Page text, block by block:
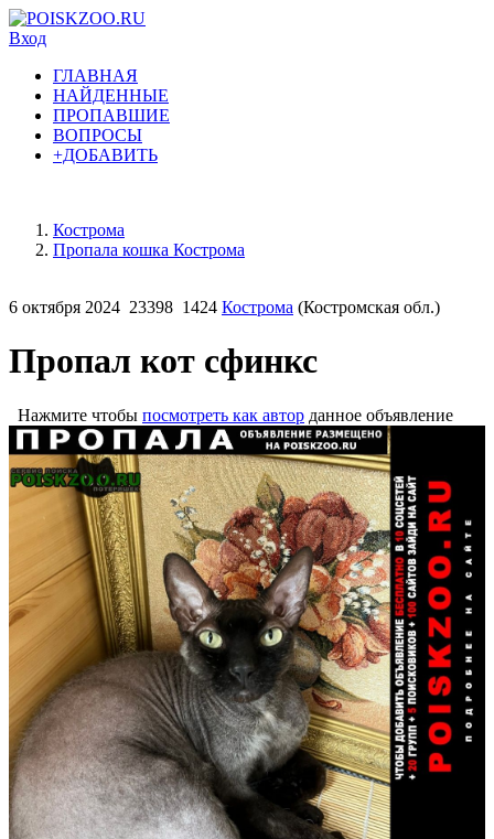
Вход
ГЛАВНАЯ
НАЙДЕННЫЕ
ПРОПАВШИЕ
ВОПРОСЫ
+ДОБАВИТЬ
Кострома
Пропала кошка Кострома
6 октября 2024 23398 1424 Кострома (Костромская обл.)
Пропал кот сфинкс
Нажмите чтобы посмотреть как автор данное объявление